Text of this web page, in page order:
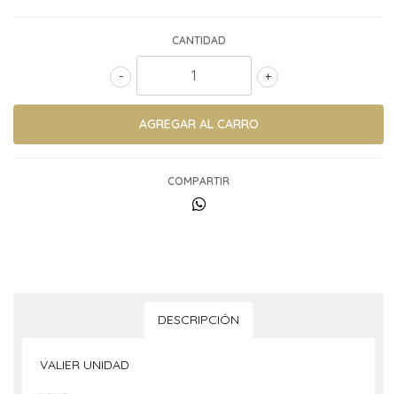
CANTIDAD
+
-
COMPARTIR
DESCRIPCIÓN
VALIER UNIDAD